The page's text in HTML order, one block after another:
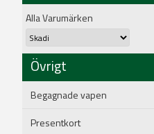
Alla Varumärken
Övrigt
Begagnade vapen
Presentkort